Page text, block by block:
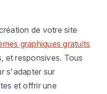
de votre site
graphiques gratuits
et responsives. Tous
s'adapter sur
et offrir une